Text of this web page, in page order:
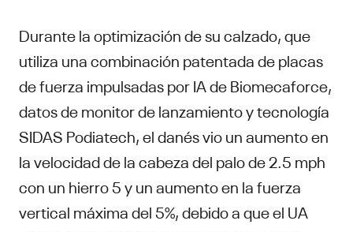
Durante la optimización de su calzado, que
utiliza una combinación patentada de placas
de fuerza impulsadas por IA de Biomecaforce,
datos de monitor de lanzamiento y tecnología
SIDAS Podiatech, el danés vio un aumento en
la velocidad de la cabeza del palo de 2.5 mph
con un hierro 5 y un aumento en la fuerza
vertical máxima del 5%, debido a que el UA